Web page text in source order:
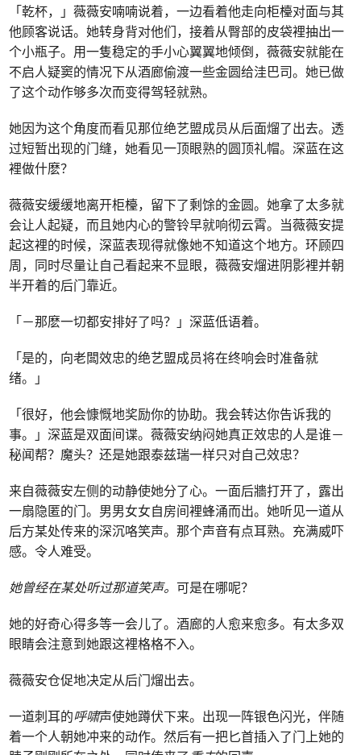
「乾杯，」薇薇安喃喃说着，一边看着他走向柜檯对面与其
他顾客说话。她转身背对他们，接着从臀部的皮袋裡抽出一
个小瓶子。用一隻稳定的手小心翼翼地倾倒，薇薇安就能在
不启人疑窦的情况下从酒廊偷渡一些金圆给洼巴司。她已做
了这个动作够多次而变得驾轻就熟。
她因为这个角度而看见那位绝艺盟成员从后面熘了出去。透
过短暂出现的门缝，她看见一顶眼熟的圆顶礼帽。深蓝在这
裡做什麽？
薇薇安缓缓地离开柜檯，留下了剩馀的金圆。她拿了太多就
会让人起疑，而且她内心的警铃早就响彻云霄。当薇薇安提
起这裡的时候，深蓝表现得就像她不知道这个地方。环顾四
周，同时尽量让自己看起来不显眼，薇薇安熘进阴影裡并朝
半开着的后门靠近。
「－那麽一切都安排好了吗？」深蓝低语着。
「是的，向老闆效忠的绝艺盟成员将在终响会时准备就
绪。」
「很好，他会慷慨地奖励你的协助。我会转达你告诉我的
事。」深蓝是双面间谍。薇薇安纳闷她真正效忠的人是谁－
秘闻帮？魔头？还是她跟泰兹瑞一样只对自己效忠？
来自薇薇安左侧的动静使她分了心。一面后牆打开了，露出
一扇隐匿的门。男男女女自房间裡蜂涌而出。她听见一道从
后方某处传来的深沉咯笑声。那个声音有点耳熟。充满威吓
感。令人难受。
她曾经在某处听过那道笑声。可是在哪呢？
她的好奇心得多等一会儿了。酒廊的人愈来愈多。有太多双
眼睛会注意到她跟这裡格格不入。
薇薇安仓促地决定从后门熘出去。
一道刺耳的呼啸声使她蹲伏下来。出现一阵银色闪光，伴随
着一个人朝她冲来的动作。然后有一把匕首插入了门上她的